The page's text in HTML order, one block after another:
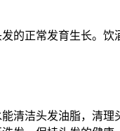
的正常发育生长。
清洁头发油脂，清